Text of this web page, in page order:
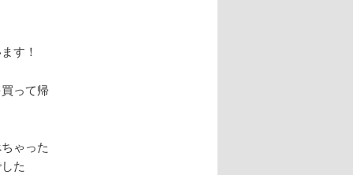
す！
って帰
ゃった
た